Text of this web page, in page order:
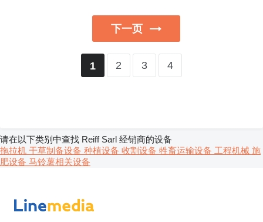
下一页
1 2 3 4
请在以下类别中查找 Reiff Sarl 经销商的设备
拖拉机 干草制备设备 种植设备 收割设备 牲畜运输设备 工程机械 施
肥设备 马铃薯相关设备